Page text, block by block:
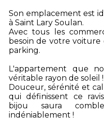
Son emplacement est
à Saint Lary Soulan.
Avec tous les
besoin de votre
parking.
L'appartement que
véritable rayon de soleil !
Douceur, sérénité et
qui définissent ce
bijou saura
indéniablement !